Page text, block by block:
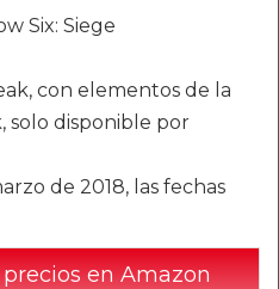
Six: Siege
con elementos de la
solo disponible por
de 2018, las fechas
en Amazon